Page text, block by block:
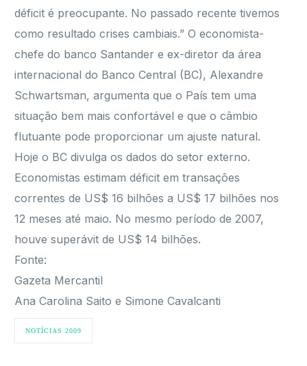
déficit é preocupante. No passado recente tivemos
como resultado crises cambiais.” O economista-
chefe do banco Santander e ex-diretor da área
internacional do Banco Central (BC), Alexandre
Schwartsman, argumenta que o País tem uma
situação bem mais confortável e que o câmbio
flutuante pode proporcionar um ajuste natural.
Hoje o BC divulga os dados do setor externo.
Economistas estimam déficit em transações
correntes de US$ 16 bilhões a US$ 17 bilhões nos
12 meses até maio. No mesmo período de 2007,
houve superávit de US$ 14 bilhões.
Fonte:
Gazeta Mercantil
Ana Carolina Saito e Simone Cavalcanti
NOTÍCIAS 2009